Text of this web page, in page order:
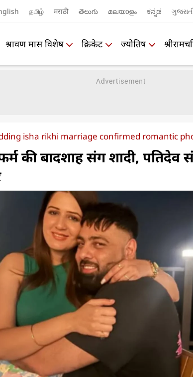
தமிழ் मराठी తెలుగు മലയാളം ಕನ್ನಡ
श्रावण मास विशेष क्रिकेट ज्योतिष
isha rikhi marriage confirmed romantic
की बादशाह संग शादी, पतिदेव